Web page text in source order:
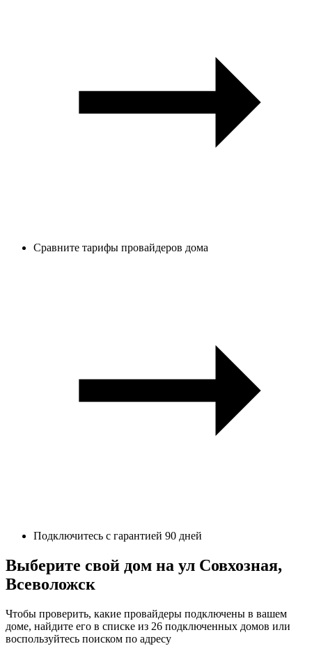
Сравните тарифы провайдеров дома
Подключитесь с гарантией 90 дней
Выберите свой дом на ул Совхозная,
Всеволожск
Чтобы проверить, какие провайдеры подключены в вашем
доме, найдите его в списке из 26 подключенных домов или
воспользуйтесь поиском по адресу